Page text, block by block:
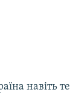
навіть